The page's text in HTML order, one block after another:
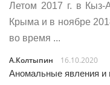
Летом 2017 г. в Кыз-
Крыма и в ноябре
во время ...
А.Колтыпин
16.10.2020
Аномальные явления и